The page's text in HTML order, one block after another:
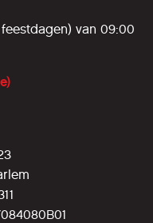
van 09:00